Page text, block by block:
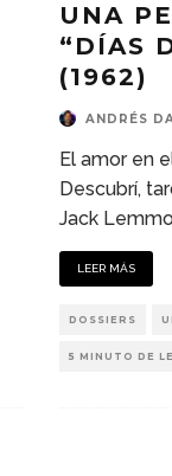
UNA
“DÍAS
(1962)
ANDRÉS
El amor en
Descubrí,
Jack
LEER MÁS
DOSSIERS
5 MINUTO DE